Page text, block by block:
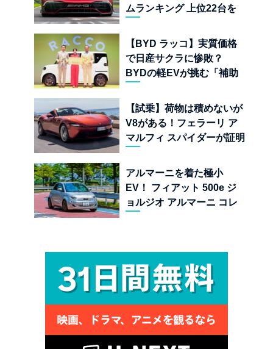
ムランキング 上位22台を
【BYD ラッコ】実質価格
で日産サクラに惨敗？
BYDの軽EVが挑む「補助
界
【試乗】荷物は積めないが
V8がある！フェラーリ ア
マルフィ スパイダーが証明
ーの至福
アルマーニを着た極小
EV！ フィアット 500e ジ
ョルジオ アルマーニ コレ